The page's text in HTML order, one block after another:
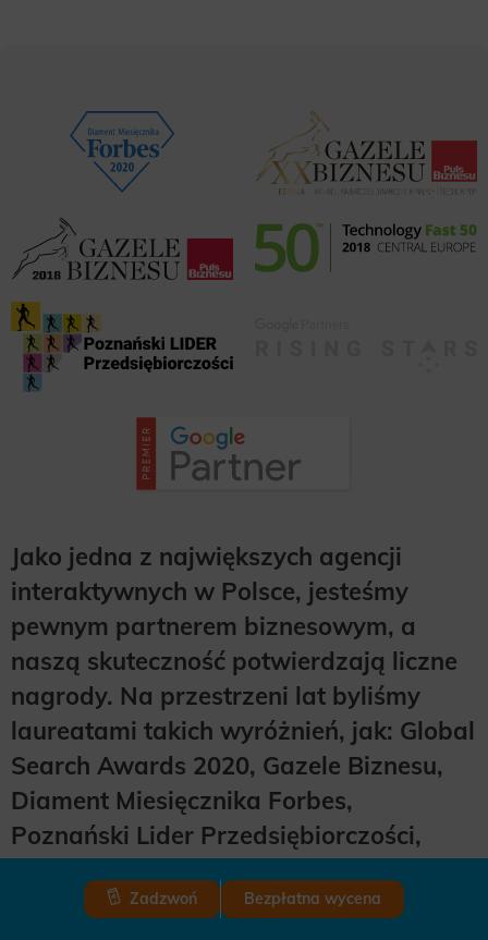
Jako jedna z największych agencji
interaktywnych w Polsce, jesteśmy
pewnym partnerem biznesowym, a
naszą skuteczność potwierdzają liczne
nagrody. Na przestrzeni lat byliśmy
laureatami takich wyróżnień, jak: Global
Search Awards 2020, Gazele Biznesu,
Diament Miesięcznika Forbes,
Poznański Lider Przedsiębiorczości,
najlepszą reklamą są jednak
Zadzwoń Bezpłatna wycena